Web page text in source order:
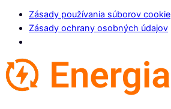
Zásady používania súborov cookie
Zásady ochrany osobných údajov